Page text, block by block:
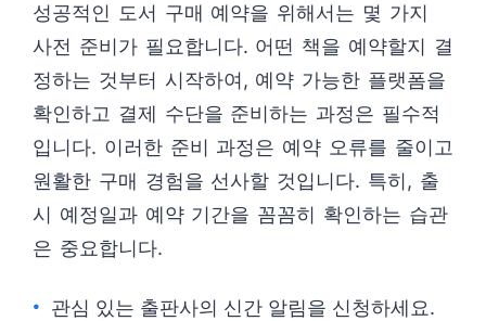
성공적인 도서 구매 예약을 위해서는 몇 가지
사전 준비가 필요합니다. 어떤 책을 예약할지 결
정하는 것부터 시작하여, 예약 가능한 플랫폼을
확인하고 결제 수단을 준비하는 과정은 필수적
입니다. 이러한 준비 과정은 예약 오류를 줄이고
원활한 구매 경험을 선사할 것입니다. 특히, 출
시 예정일과 예약 기간을 꼼꼼히 확인하는 습관
은 중요합니다.
관심 있는 출판사의 신간 알림을 신청하세요.